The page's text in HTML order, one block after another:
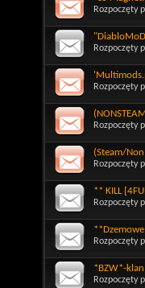
Rozpoczęty
Rozpoczęty
Rozpoczęty
Rozpoczęty
(Steam/
Rozpoczęty
** KILL
Rozpoczęty
Rozpoczęty
*BZW*-klan
Rozpoczęty